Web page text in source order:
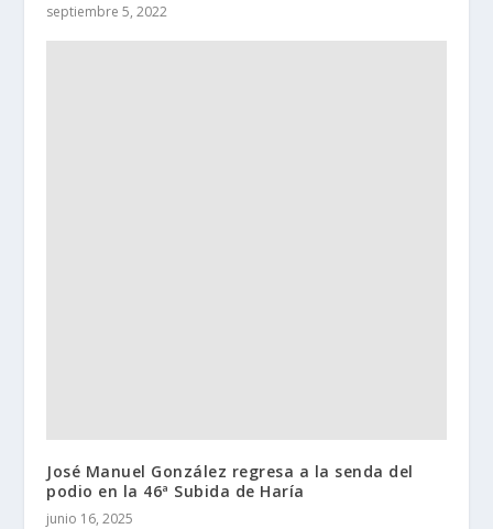
septiembre 5, 2022
José Manuel González regresa a la senda del
podio en la 46ª Subida de Haría
junio 16, 2025